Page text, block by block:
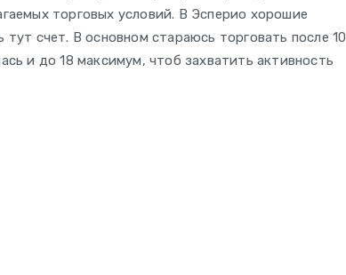
торговых условий. В Эсперио хорошие
счет. В основном стараюсь торговать после 10
и до 18 максимум, чтоб захватить активность